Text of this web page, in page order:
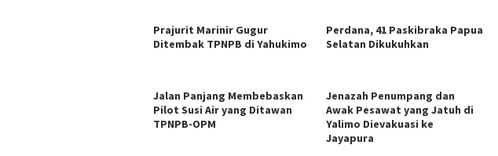
Prajurit Marinir Gugur
Ditembak TPNPB di Yahukimo
Perdana, 41 Paskibraka Papua
Selatan Dikukuhkan
Jalan Panjang Membebaskan
Pilot Susi Air yang Ditawan
TPNPB-OPM
Jenazah Penumpang dan
Awak Pesawat yang Jatuh di
Yalimo Dievakuasi ke
Jayapura